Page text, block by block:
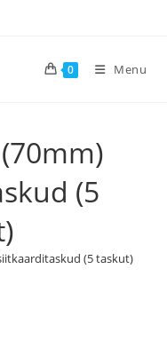
0 Menu
(5
(5 taskut)